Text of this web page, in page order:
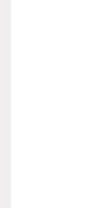
oben springen